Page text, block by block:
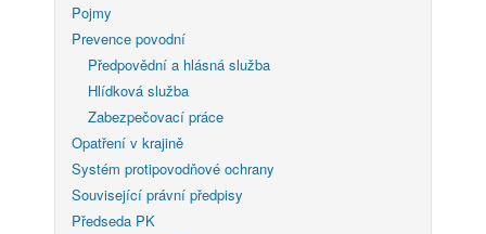
Pojmy
Prevence povodní
Předpovědní a hlásná služba
Hlídková služba
Zabezpečovací práce
Opatření v krajině
Systém protipovodňové ochrany
Související právní předpisy
Předseda PK